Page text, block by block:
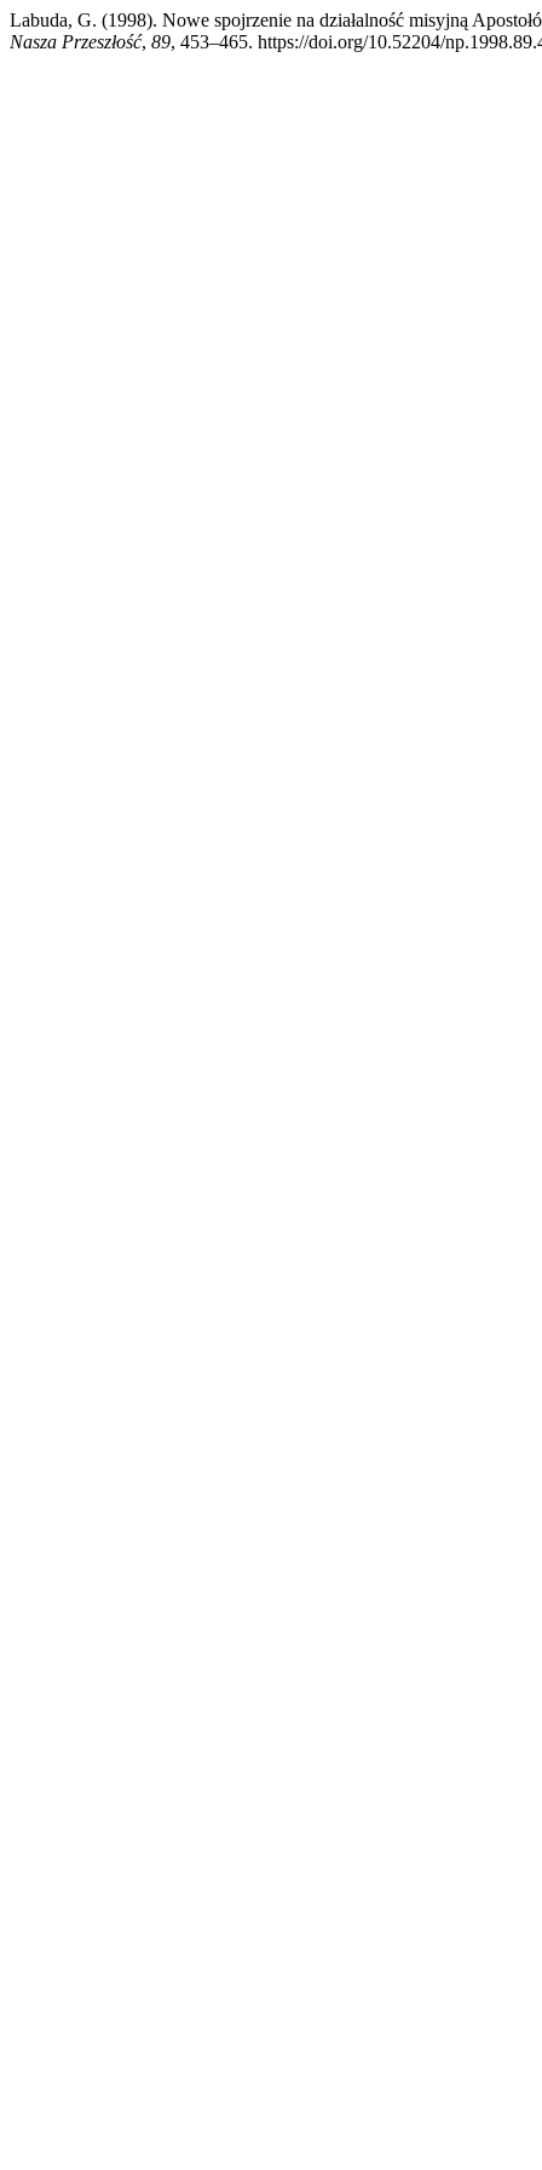
Labuda, G. (1998). Nowe spojrzenie na działalność misyjną
Nasza Przeszłość, 89, 453–465. https://doi.org/10.52204/